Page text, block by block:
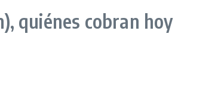
quiénes cobran hoy